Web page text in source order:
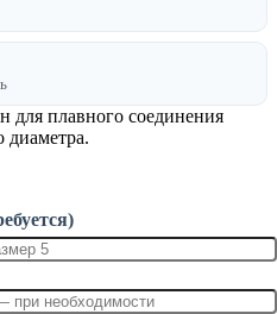
для плавного соединения
диаметра.